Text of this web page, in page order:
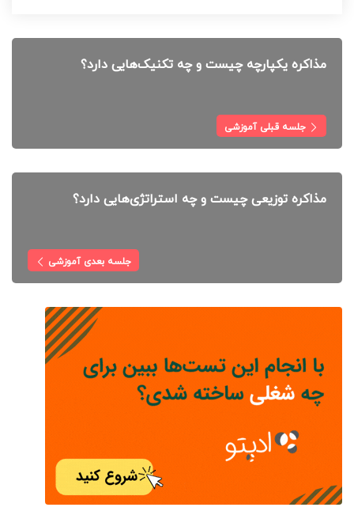
مذاکره یکپارچه چیست و چه تکنیک‌هایی دارد؟
جلسه قبلی آموزشی
مذاکره توزیعی چیست و چه استراتژی‌هایی دارد؟
جلسه بعدی آموزشی